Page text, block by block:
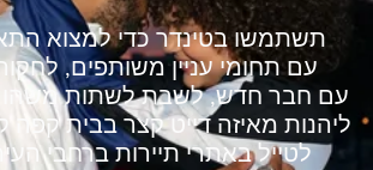
תשתמשו בטינדר כדי למצוא
עם תחומי עניין משותפים,
עם חבר חדש, לשבת לשתות משהו
ליהנות מאיזה דייט קצר בבית קפה
לטייל באתרי תיירות ברחבי